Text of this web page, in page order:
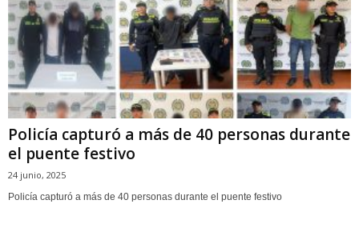
Policía capturó a más de 40 personas durante
el puente festivo
24 junio, 2025
Policía capturó a más de 40 personas durante el puente festivo